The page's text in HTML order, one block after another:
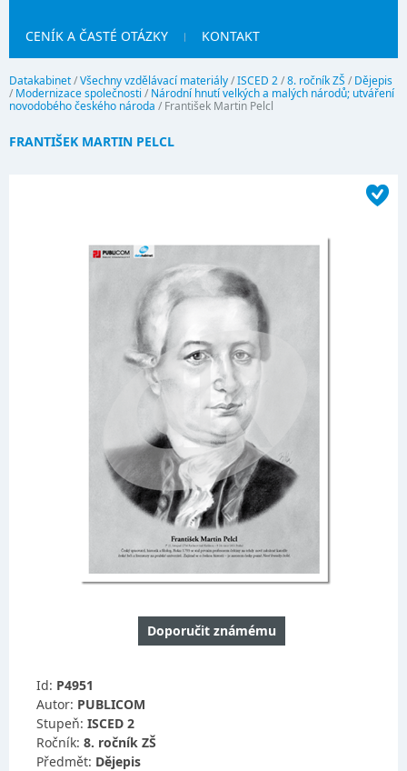
CENÍK A ČASTÉ OTÁZKY KONTAKT
Datakabinet/Všechny vzdělávací materiály/ISCED 2/8. ročník ZŠ / Dějepis
/ Modernizace společnosti / Národní hnutí velkých a malých národů; utváření
novodobého českého národa / František Martin Pelcl
FRANTIŠEK MARTIN PELCL
Doporučit známému
Id: P4951
Autor: PUBLICOM
Stupeň: ISCED 2
Ročník: 8. ročník ZŠ
Předmět: Dějepis